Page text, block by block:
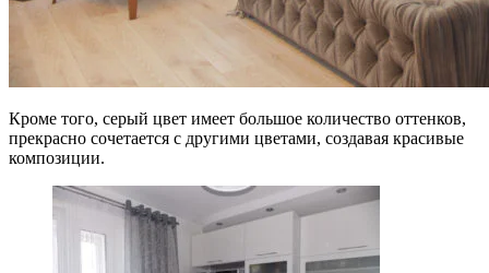
Кроме того, серый цвет имеет большое количество оттенков,
прекрасно сочетается с другими цветами, создавая красивые
композиции.